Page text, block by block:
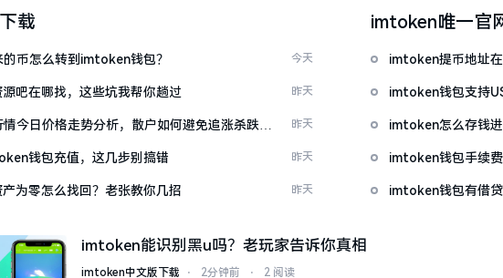
载
币怎么转到imtoken钱包？ 今天
吧在哪找，这些坑我帮你趟过 昨天
今日价格走势分析，散户如何避免追涨杀跌被
昨天
钱包充值，这几步别搞错 昨天
为零怎么找回？老张教你几招 昨天
imtoken唯一官
imtoken提币地址
imtoken钱包支持
imtoken怎么存钱
imtoken钱包手续
imtoken钱包有借
imtoken能识别黑u吗？老玩家告诉你真相
imtoken中文版下载 ⋅ 2分钟前 ⋅ 2 阅读